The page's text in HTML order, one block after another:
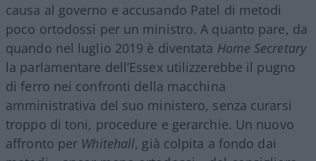
causa al governo e accusando Patel di metodi
poco ortodossi per un ministro. A quanto pare, da
quando nel luglio 2019 è diventata Home Secretary
la parlamentare dell’Essex utilizzerebbe il pugno
di ferro nei confronti della macchina
amministrativa del suo ministero, senza curarsi
troppo di toni, procedure e gerarchie. Un nuovo
affronto per Whitehall, già colpita a fondo dai